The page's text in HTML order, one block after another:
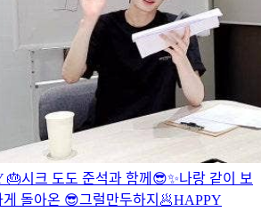
🎂시크 도도 준석과 함께😎✨나랑 같이 보
돌아온 😎그럴만두하지🥟HAPPY